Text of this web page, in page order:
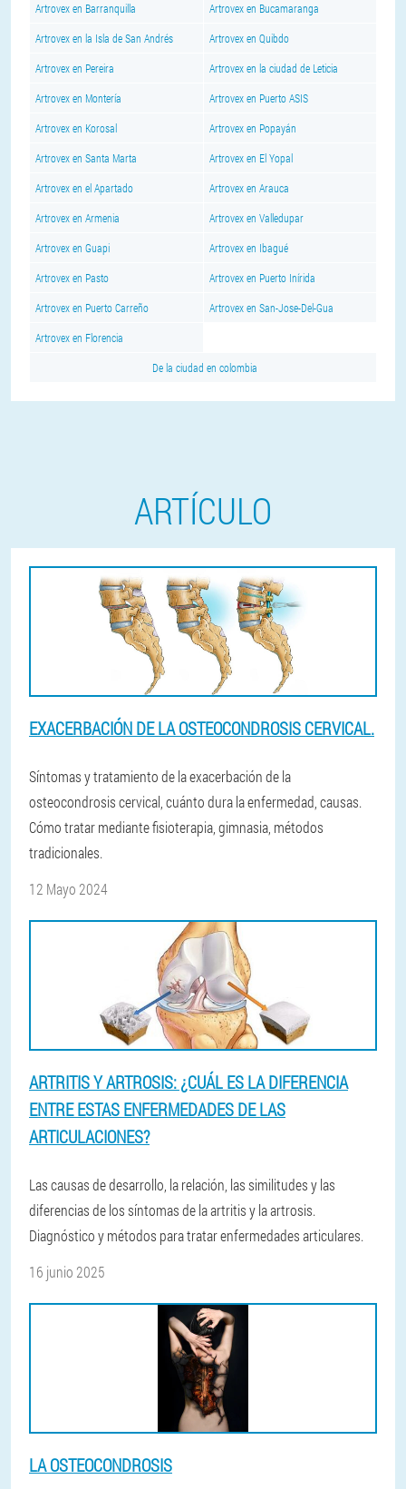
Artrovex en Barranquilla Artrovex en Bucamaranga
Artrovex en la Isla de San Andrés Artrovex en Quibdo
Artrovex en Pereira Artrovex en la ciudad de Leticia
Artrovex en Montería Artrovex en Puerto ASIS
Artrovex en Korosal Artrovex en Popayán
Artrovex en Santa Marta Artrovex en El Yopal
Artrovex en el Apartado Artrovex en Arauca
Artrovex en Armenia Artrovex en Valledupar
Artrovex en Guapi Artrovex en Ibagué
Artrovex en Pasto Artrovex en Puerto Inírida
Artrovex en Puerto Carreño Artrovex en San-Jose-Del-Gua
Artrovex en Florencia
De la ciudad en colombia
ARTÍCULO
EXACERBACIÓN DE LA OSTEOCONDROSIS CERVICAL.
Síntomas y tratamiento de la exacerbación de la
osteocondrosis cervical, cuánto dura la enfermedad, causas.
Cómo tratar mediante fisioterapia, gimnasia, métodos
tradicionales.
12 Mayo 2024
ARTRITIS Y ARTROSIS: ¿CUÁL ES LA DIFERENCIA
ENTRE ESTAS ENFERMEDADES DE LAS
ARTICULACIONES?
Las causas de desarrollo, la relación, las similitudes y las
diferencias de los síntomas de la artritis y la artrosis.
Diagnóstico y métodos para tratar enfermedades articulares.
16 junio 2025
LA OSTEOCONDROSIS